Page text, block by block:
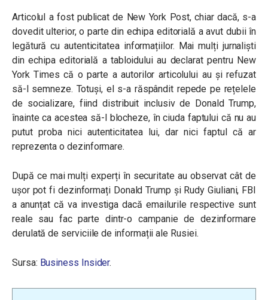
Articolul a fost publicat de New York Post, chiar dacă, s-a
dovedit ulterior, o parte din echipa editorială a avut dubii în
legătură cu autenticitatea informațiilor. Mai mulți jurnaliști
din echipa editorială a tabloidului au declarat pentru New
York Times că o parte a autorilor articolului au și refuzat
să-l semneze. Totuși, el s-a răspândit repede pe rețelele
de socializare, fiind distribuit inclusiv de Donald Trump,
înainte ca acestea să-l blocheze, în ciuda faptului că nu au
putut proba nici autenticitatea lui, dar nici faptul că ar
reprezenta o dezinformare.
După ce mai mulți experți în securitate au observat cât de
ușor pot fi dezinformați Donald Trump și Rudy Giuliani, FBI
a anunțat că va investiga dacă emailurile respective sunt
reale sau fac parte dintr-o campanie de dezinformare
derulată de serviciile de informații ale Rusiei.
Sursa: Business Insider.